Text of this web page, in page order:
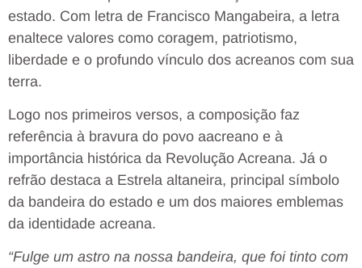
estado. Com letra de Francisco Mangabeira, a letra
enaltece valores como coragem, patriotismo,
liberdade e o profundo vínculo dos acreanos com sua
terra.
Logo nos primeiros versos, a composição faz
referência à bravura do povo aacreano e à
importância histórica da Revolução Acreana. Já o
refrão destaca a Estrela altaneira, principal símbolo
da bandeira do estado e um dos maiores emblemas
da identidade acreana.
“Fulge um astro na nossa bandeira, que foi tinto com